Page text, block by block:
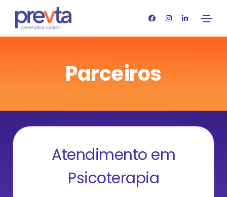
Parceiros
Atendimento em
Psicoterapia